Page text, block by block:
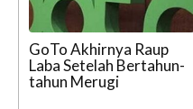
GoTo Akhirnya Raup
Laba Setelah Bertahun-
tahun Merugi